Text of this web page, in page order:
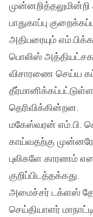
முன்னறித்தலுமின்றி
பாதுகாப்பு
அதிபரையும்
பொலிஸ்
விசாரணை செய்ய
தெரிவிக்கின்றன.
மகேஸ்வரன் எம்.பி.
காய்வதற்கு
புலிகளே காரணம்
குறிப்பிடத்தக்கது.
அமைச்சர் டக்ளஸ்
செய்தியாளர்